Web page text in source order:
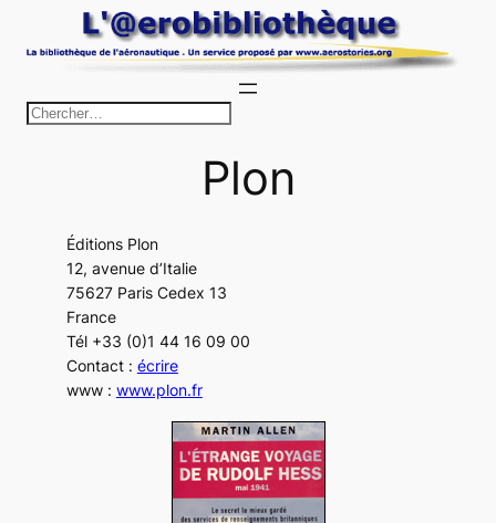
au
c
h
e
Plon
Éditions Plon
12, avenue d’Italie
75627 Paris Cedex 13
France
Tél +33 (0)1 44 16 09 00
Contact : écrire
www : www.plon.fr